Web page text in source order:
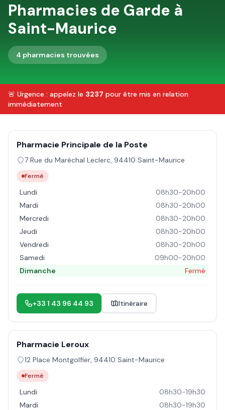
Pharmacies de Garde à
Saint-Maurice
4 pharmacies trouvées
🚨 Urgence : appelez le 3237 pour être mis en relation
immédiatement
Pharmacie Principale de la Poste
7 Rue du Maréchal Leclerc, 94410 Saint-Maurice
Fermé
Lundi
08h30-20h00
Mardi
08h30-20h00
Mercredi
08h30-20h00
Jeudi
08h30-20h00
Vendredi
08h30-20h00
Samedi
09h00-20h00
Dimanche
Fermé
+33 1 43 96 44 93 Itinéraire
Pharmacie Leroux
12 Place Montgolfier, 94410 Saint-Maurice
Fermé
Lundi
08h30-19h30
Mardi
08h30-19h30